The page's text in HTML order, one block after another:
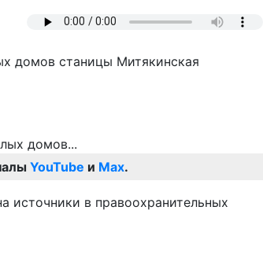
домов станицы Митякинская
YouTube и Max.
источники в правоохранительных